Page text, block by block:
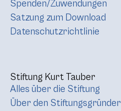
Spenden/Zuwendungen
Satzung zum Download
Datenschutzrichtlinie
Stiftung Kurt Tauber
Alles über die Stiftung
Über den Stiftungsgründer